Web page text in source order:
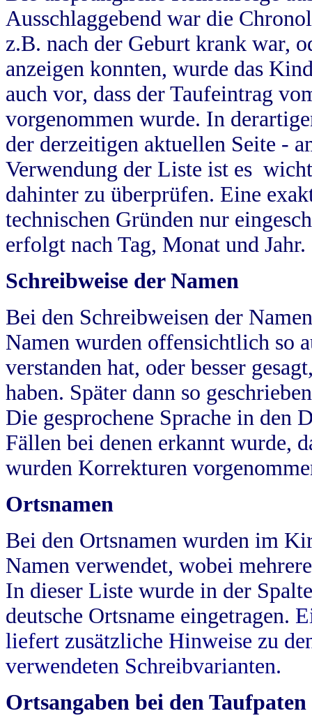
Ausschlaggebend war die
z.B. nach der Geburt krank war,
anzeigen konnten, wurde das
auch vor, dass der Taufeintrag
vorgenommen wurde. In
der derzeitigen aktuellen Seite -
Verwendung der Liste ist es
dahinter zu überprüfen. Eine
technischen Gründen nur
erfolgt nach Tag, Monat und Jahr.
Schreibweise der Namen
Bei den Schreibweisen der
Namen wurden offensichtlich so
verstanden hat, oder besser
haben. Später dann so
Die gesprochene Sprache in
Fällen bei denen erkannt wurde,
wurden Korrekturen
Ortsnamen
Bei den Ortsnamen wurden im
Namen verwendet, wobei
In dieser Liste wurde in der
deutsche Ortsname eingetragen.
liefert zusätzliche Hinweise zu
verwendeten Schreibvarianten.
Ortsangaben bei den Taufpaten